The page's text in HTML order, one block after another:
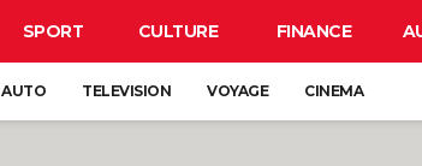
SPORT CULTURE FINANCE
AUTO TELEVISION VOYAGE CINEMA